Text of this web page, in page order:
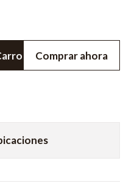
Comprar ahora